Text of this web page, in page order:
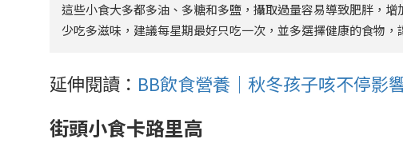
這些小食大多都多油、多糖和多鹽，攝取過量容易導致肥胖，
少吃多滋味，建議每星期最好只吃一次，並多選擇健康的食物
延伸閱讀： BB飲食營養｜秋冬孩子咳不停影
街頭小食卡路里高